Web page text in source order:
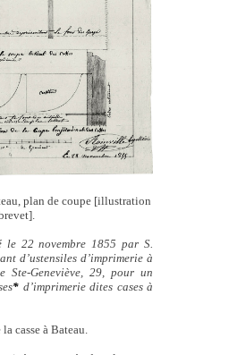
plan de coupe [illustration
le 22 novembre 1855 par S.
d’ustensiles d’imprimerie à
Ste-Geneviève, 29, pour un
* d’imprimerie dites cases à
casse à Bateau.